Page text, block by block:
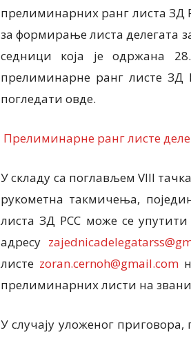
прелиминарних ранг листа ЗД
за формирање листа делегата
седници која је одржана
прелиминарне ранг листе ЗД
погледати овде.
Прелиминарне ранг листе
У складу са поглављем VIII
рукометна такмичења,
листа ЗД РСС може се
адресу
листе zoran.cernoh@gmail.com
прелиминарних листи на
У случају уложеног